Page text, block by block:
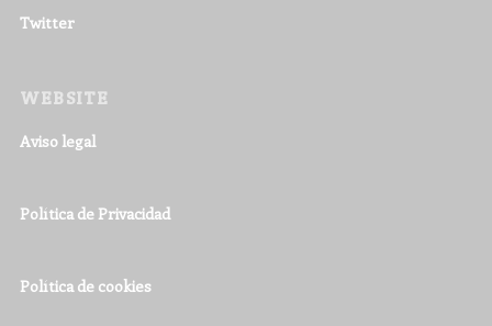
Twitter
WEBSITE
Aviso legal
Política de Privacidad
Política de cookies